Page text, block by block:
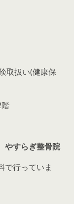
取扱い(健康保
骨院
で行っていま